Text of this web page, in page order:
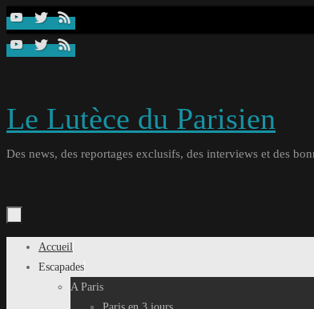
Passer
contenu
Le Lutèce du Parisien
Des news, des reportages exclusifs, des interviews et des
Passer
Accueil
Escapades
A Paris